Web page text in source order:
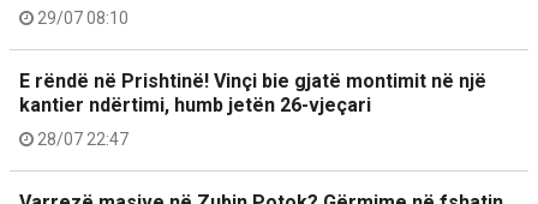
29/07 08:10
E rëndë në Prishtinë! Vinçi bie gjatë montimit në një
kantier ndërtimi, humb jetën 26-vjeçari
28/07 22:47